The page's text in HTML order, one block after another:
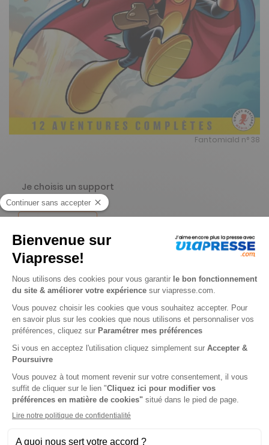
Fantomiald n° 38
Je choisis un support
Je choisis une durée
Abonnement 1 an
4 n° • Papier
26€00 Tarif Kiosque : 27€
Renouvellement à date d’anniversaire
valables sur ce titre.